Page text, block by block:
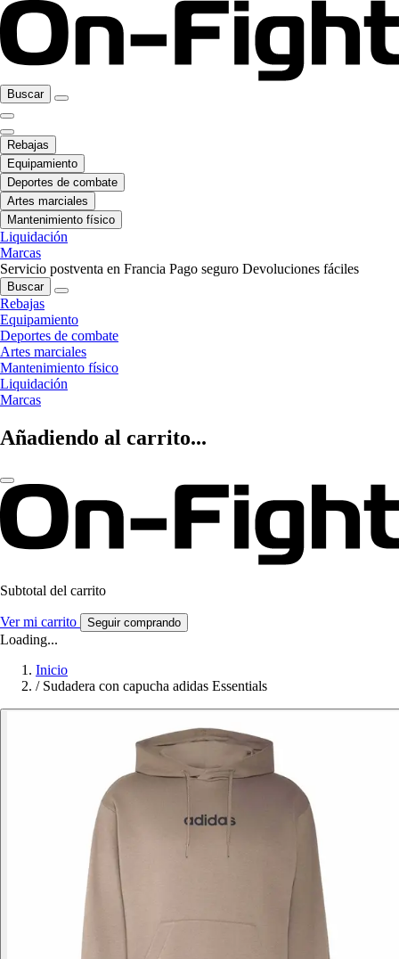
Buscar
Rebajas
Equipamiento
Deportes de combate
Artes marciales
Mantenimiento físico
Liquidación
Marcas
Servicio postventa en Francia Pago seguro Devoluciones fáciles
Buscar
Rebajas
Equipamiento
Deportes de combate
Artes marciales
Mantenimiento físico
Liquidación
Marcas
Añadiendo al carrito...
Subtotal del carrito
Ver mi carrito Seguir comprando
Loading...
Inicio
/ Sudadera con capucha adidas Essentials